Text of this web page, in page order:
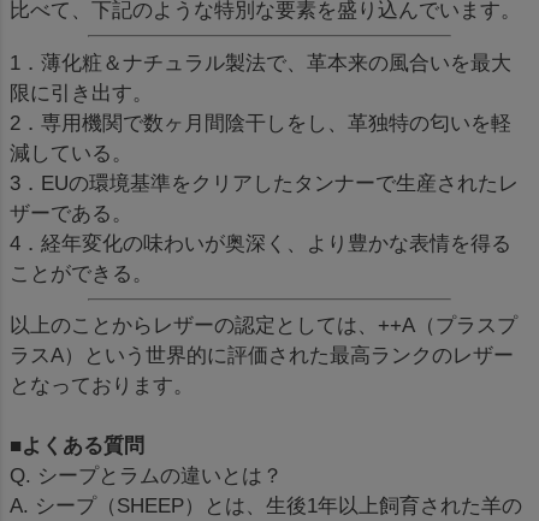
比べて、下記のような特別な要素を盛り込んでいます。
1．薄化粧＆ナチュラル製法で、革本来の風合いを最大
限に引き出す。
2．専用機関で数ヶ月間陰干しをし、革独特の匂いを軽
減している。
3．EUの環境基準をクリアしたタンナーで生産されたレ
ザーである。
4．経年変化の味わいが奥深く、より豊かな表情を得る
ことができる。
以上のことからレザーの認定としては、++A（プラスプ
ラスA）という世界的に評価された最高ランクのレザー
となっております。
■よくある質問
Q. シープとラムの違いとは？
A. シープ（SHEEP）とは、生後1年以上飼育された羊の